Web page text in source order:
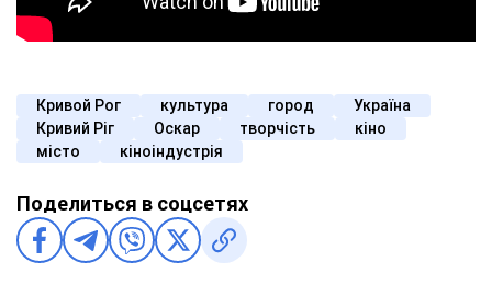
Кривой Рог культура город
Україна
Кривий Ріг
Оскар творчість
кіно
місто
кіноіндустрія
Поделиться в соцсетях